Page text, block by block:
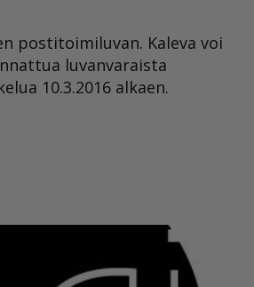
postitoimiluvan. Kaleva voi
luvanvaraista
10.3.2016 alkaen.